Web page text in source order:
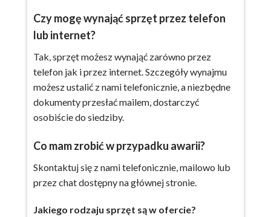
Czy mogę wynająć sprzęt przez telefon
lub internet?
Tak, sprzęt możesz wynająć zarówno przez
telefon jak i przez internet. Szczegóły wynajmu
możesz ustalić z nami telefonicznie, a niezbędne
dokumenty przesłać mailem, dostarczyć
osobiście do siedziby.
Co mam zrobić w przypadku awarii?
Skontaktuj się z nami telefonicznie, mailowo lub
przez chat dostępny na głównej stronie.
Jakiego rodzaju sprzęt są w ofercie?